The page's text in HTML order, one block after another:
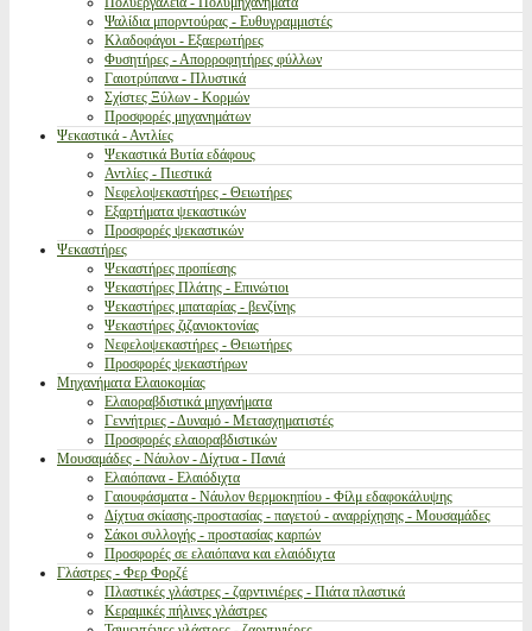
Ψαλίδια μπορντούρας - Ευθυγραμμιστές
Κλαδοφάγοι - Εξαερωτήρες
Φυσητήρες - Απορροφητήρες φύλλων
Γαιοτρύπανα - Πλυστικά
Σχίστες Ξύλων - Κορμών
Προσφορές μηχανημάτων
Ψεκαστικά - Αντλίες
Ψεκαστικά Βυτία εδάφους
Αντλίες - Πιεστικά
Νεφελοψεκαστήρες - Θειωτήρες
Εξαρτήματα ψεκαστικών
Προσφορές ψεκαστικών
Ψεκαστήρες
Ψεκαστήρες προπίεσης
Ψεκαστήρες Πλάτης - Επινώτιοι
Ψεκαστήρες μπαταρίας - βενζίνης
Ψεκαστήρες ζιζανιοκτονίας
Νεφελοψεκαστήρες - Θειωτήρες
Προσφορές ψεκαστήρων
Μηχανήματα Ελαιοκομίας
Ελαιοραβδιστικά μηχανήματα
Γεννήτριες - Δυναμό - Μετασχηματιστές
Προσφορές ελαιοραβδιστικών
Μουσαμάδες - Νάυλον - Δίχτυα - Πανιά
Ελαιόπανα - Ελαιόδιχτα
Γαιουφάσματα - Νάυλον θερμοκηπίου - Φίλμ εδαφοκάλυψης
Δίχτυα σκίασης-προστασίας - παγετού - αναρρίχησης - Μουσαμάδες
Σάκοι συλλογής - προστασίας καρπών
Προσφορές σε ελαιόπανα και ελαιόδιχτα
Γλάστρες - Φερ Φορζέ
Πλαστικές γλάστρες - ζαρντινιέρες - Πιάτα πλαστικά
Κεραμικές πήλινες γλάστρες